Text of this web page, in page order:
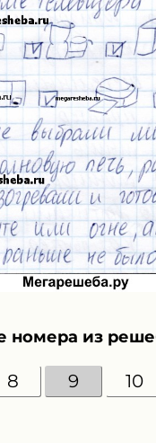
номера из
8 9 10